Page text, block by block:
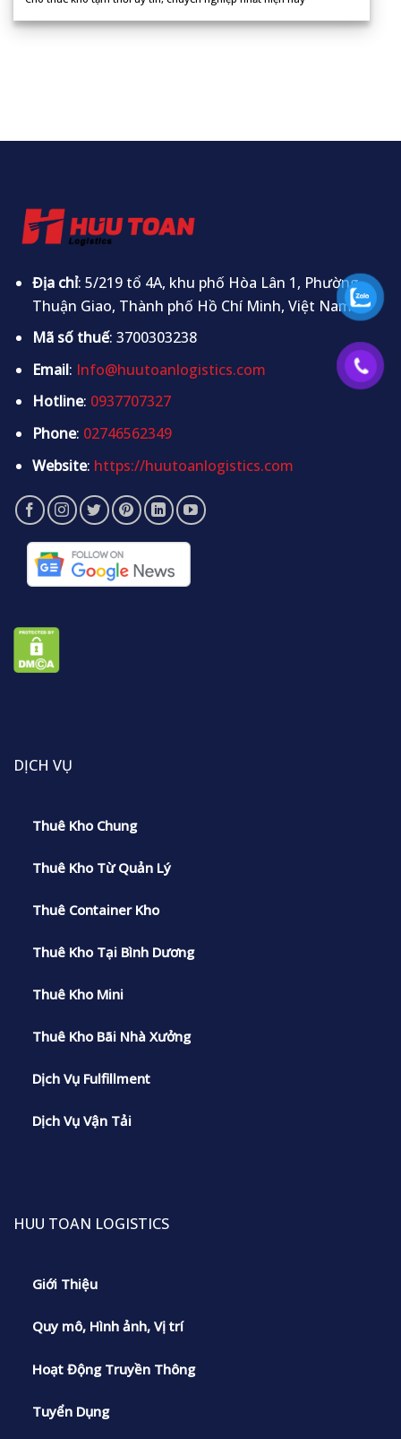
Địa chỉ: 5/219 tổ 4A, khu phố Hòa Lân 1, Phường
Thuận Giao, Thành phố Hồ Chí Minh, Việt Nam.
Mã số thuế: 3700303238
Email: Info@huutoanlogistics.com
Hotline: 0937707327
Phone: 02746562349
Website: https://huutoanlogistics.com
DỊCH VỤ
Thuê Kho Chung
Thuê Kho Từ Quản Lý
Thuê Container Kho
Thuê Kho Tại Bình Dương
Thuê Kho Mini
Thuê Kho Bãi Nhà Xưởng
Dịch Vụ Fulfillment
Dịch Vụ Vận Tải
HUU TOAN LOGISTICS
Giới Thiệu
Quy mô, Hình ảnh, Vị trí
Hoạt Động Truyền Thông
Tuyển Dụng